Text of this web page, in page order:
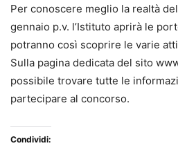
Per conoscere meglio la realtà
gennaio p.v. l’Istituto aprirà le
potranno così scoprire le varie
Sulla pagina dedicata del sito
possibile trovare tutte le
partecipare al concorso.
Condividi: